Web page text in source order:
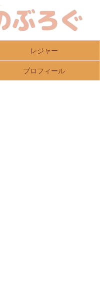
レジャー
プロフィール